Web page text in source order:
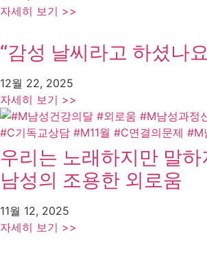
자세히 보기 >>
“감성 날씨라고 하셨나
12월 22, 2025
자세히 보기 >>
우리는 노래하지만 말
남성의 조용한 외로움
11월 12, 2025
자세히 보기 >>